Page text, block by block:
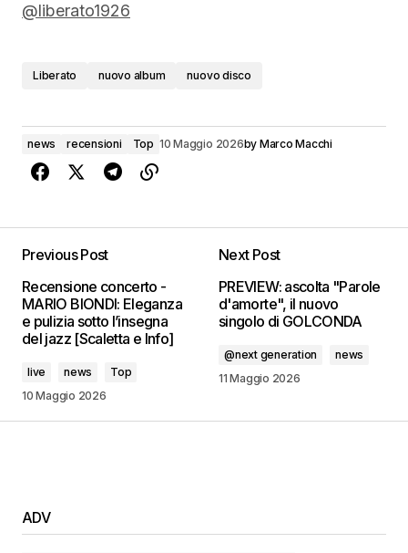
@liberato1926
Liberato nuovo album nuovo disco
news recensioni Top 10 Maggio 2026by Marco Macchi
Previous Post
Recensione concerto -
MARIO BIONDI: Eleganza
e pulizia sotto l’insegna
del jazz [Scaletta e Info]
live news
Top
10 Maggio 2026
Next Post
PREVIEW: ascolta "Parole
d'amorte", il nuovo
singolo di GOLCONDA
@next generation
news
11 Maggio 2026
ADV